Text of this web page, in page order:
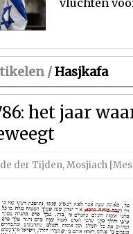
vluchten
/Hasjkafa
het jaar
der Tijden,Mosjiach